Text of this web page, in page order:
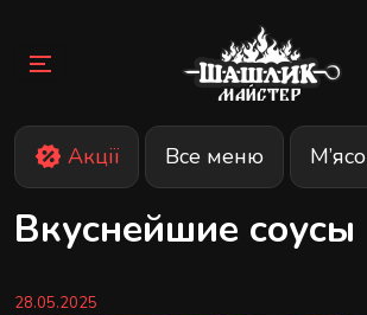
content
Акції Все меню М’ясо
Вкуснейшие соусы
28.05.2025